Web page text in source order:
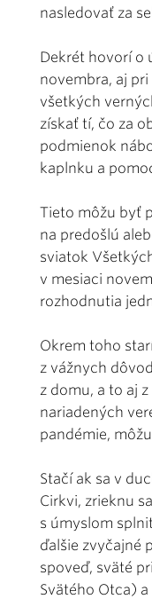
nasledovať za
Dekrét hovorí o
novembra, aj
všetkých
získať tí, čo za
podmienok
kaplnku a
Tieto môžu byť
na predošlú
sviatok
v mesiaci
rozhodnutia
Okrem toho
z vážnych
z domu, a to aj
nariadených
pandémie,
Stačí ak sa v
Cirkvi, zrieknu
s úmyslom
ďalšie zvyčajné
spoveď, sväté
Svätého Otca) a